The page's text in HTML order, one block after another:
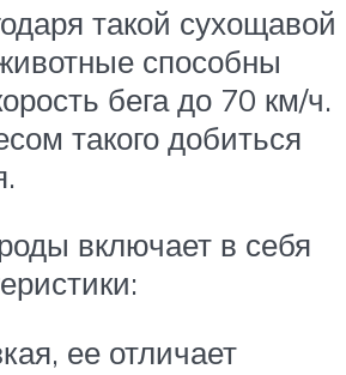
такой сухощавой
способны
бега до 70 км/ч.
такого добиться
включает в себя
ее отличает